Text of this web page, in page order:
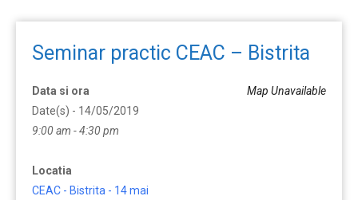
Seminar practic CEAC – Bistrita
Map Unavailable
Data si ora
Date(s) - 14/05/2019
9:00 am - 4:30 pm
Locatia
CEAC - Bistrita - 14 mai